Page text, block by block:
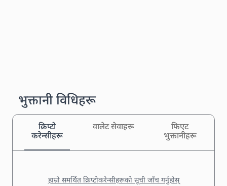
भुक्तानी विधिहरू
क्रिप्टो
करेन्सीहरू
वालेट सेवाहरू
फिएट
भुक्तानीहरू
हाम्रो समर्थित क्रिप्टोकरेन्सीहरूको सूची जाँच गर्नुहोस्